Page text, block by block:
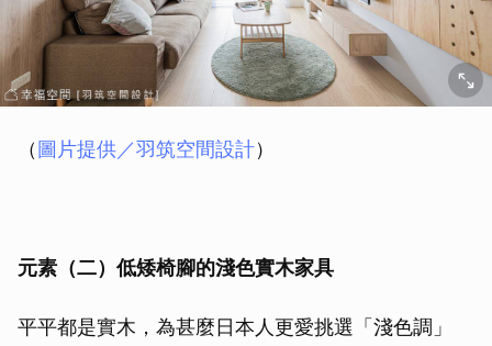
（圖片提供／羽筑空間設計）
元素（二）低矮椅腳的淺色實木家具
平平都是實木，為甚麼日本人更愛挑選「淺色調」